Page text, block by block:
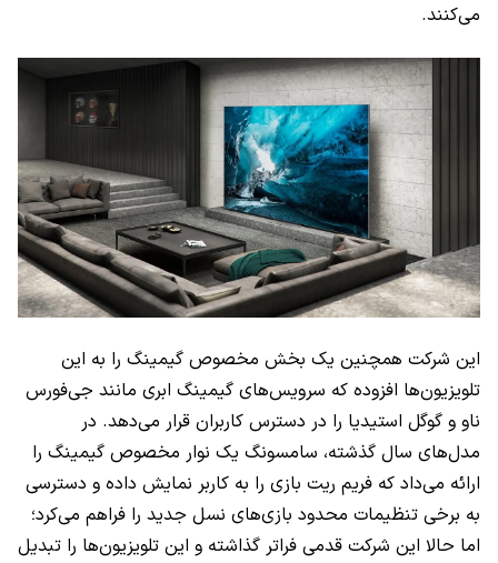
می‌کنند.
این شرکت همچنین یک بخش مخصوص گیمینگ را به این
تلویزیون‌ها افزوده که سرویس‌های گیمینگ ابری مانند جی‌فورس
ناو و گوگل استیدیا را در دسترس کاربران قرار می‌دهد. در
مدل‌های سال گذشته، سامسونگ یک نوار مخصوص گیمینگ را
ارائه می‌داد که فریم ریت بازی را به کاربر نمایش داده و دسترسی
به برخی تنظیمات محدود بازی‌های نسل جدید را فراهم می‌کرد؛
اما حالا این شرکت قدمی فراتر گذاشته و این تلویزیون‌ها را تبدیل